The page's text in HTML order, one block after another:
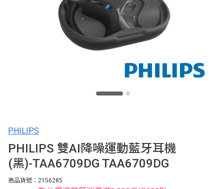
PHILIPS
PHILIPS 雙AI降噪運動藍牙耳機
(黑)-TAA6709DG TAA6709DG
商品貨號：2156285